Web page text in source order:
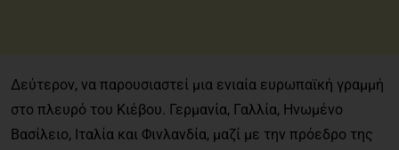
Δεύτερον, να παρουσιαστεί μια ενιαία ευρωπαϊκή γραμμή
στο πλευρό του Κιέβου. Γερμανία, Γαλλία, Ηνωμένο
Βασίλειο, Ιταλία και Φινλανδία, μαζί με την πρόεδρο της